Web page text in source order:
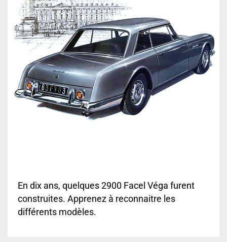
En dix ans, quelques 2900 Facel Véga furent
construites. Apprenez à reconnaitre les
différents modèles.